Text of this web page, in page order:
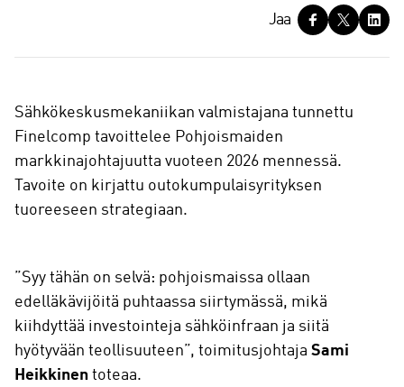
a
Jaa
Sähkökeskusmekaniikan valmistajana tunnettu
Finelcomp tavoittelee Pohjoismaiden
markkinajohtajuutta vuoteen 2026 mennessä.
Tavoite on kirjattu outokumpulaisyrityksen
tuoreeseen strategiaan.
”Syy tähän on selvä: pohjoismaissa ollaan
edelläkävijöitä puhtaassa siirtymässä, mikä
kiihdyttää investointeja sähköinfraan ja siitä
hyötyvään teollisuuteen”, toimitusjohtaja Sami
Heikkinen toteaa.